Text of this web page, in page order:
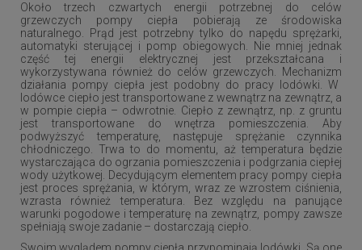
Około trzech czwartych energii potrzebnej do celów
grzewczych pompy ciepła pobierają ze środowiska
naturalnego. Prąd jest potrzebny tylko do napędu sprężarki,
automatyki sterującej i pomp obiegowych. Nie mniej jednak
część tej energii elektrycznej jest przekształcana i
wykorzystywana również do celów grzewczych. Mechanizm
działania pompy ciepła jest podobny do pracy lodówki. W
lodówce ciepło jest transportowane z wewnątrz na zewnątrz, a
w pompie ciepła – odwrotnie. Ciepło z zewnątrz, np. z gruntu
jest transportowane do wnętrza pomieszczenia. Aby
podwyższyć temperaturę, następuje sprężanie czynnika
chłodniczego. Trwa to do momentu, aż temperatura będzie
wystarczająca do ogrzania pomieszczenia i podgrzania ciepłej
wody użytkowej. Decydującym elementem pracy pompy ciepła
jest proces sprężania, w którym, wraz ze wzrostem ciśnienia,
wzrasta również temperatura. Bez względu na panujące
warunki pogodowe i temperaturę na zewnątrz, pompy zawsze
spełniają swoje zadanie – dostarczają ciepło.